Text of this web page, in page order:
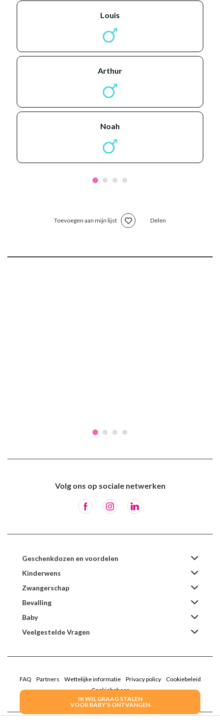
IK WIL GRAAG STALEN
VOOR BABY'S ONTVANGEN
louis
arthur
noah
Toevoegen aan mijn lijst Delen
Volg ons op sociale netwerken
Geschenkdozen en voordelen
Kinderwens
Zwangerschap
Bevalling
Baby
Veelgestelde Vragen
FAQ Partners Wettelijke informatie Privacy policy
Cookiebeleid
Cookiebeheer